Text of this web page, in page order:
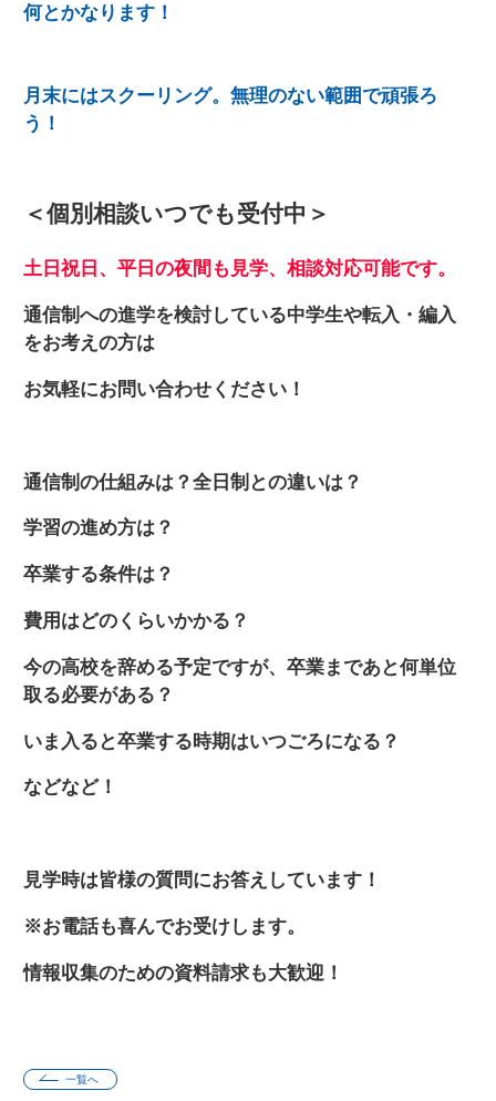
何とかなります！
月末にはスクーリング。無理のない範囲で頑張ろ
う！
＜個別相談いつでも受付中＞
土日祝日、平日の夜間も見学、相談対応可能です。
通信制への進学を検討している中学生や転入・編入
をお考えの方は
お気軽にお問い合わせください！
通信制の仕組みは？全日制との違いは？
学習の進め方は？
卒業する条件は？
費用はどのくらいかかる？
今の高校を辞める予定ですが、卒業まであと何単位
取る必要がある？
いま入ると卒業する時期はいつごろになる？
などなど！
見学時は皆様の質問にお答えしています！
※お電話も喜んでお受けします。
情報収集のための資料請求も大歓迎！
一覧へ